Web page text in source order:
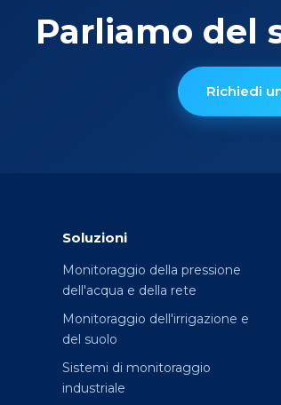
Parliamo del
Richiedi
Soluzioni
Monitoraggio della pressione
dell'acqua e della rete
Monitoraggio dell'irrigazione e
del suolo
Sistemi di monitoraggio
industriale